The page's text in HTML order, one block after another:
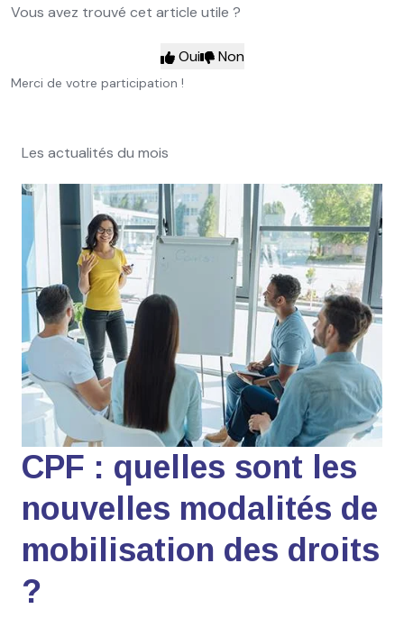
Vous avez trouvé cet article utile ?
Oui Non
Merci de votre participation !
Les actualités du mois
CPF : quelles sont les
nouvelles modalités de
mobilisation des droits
?